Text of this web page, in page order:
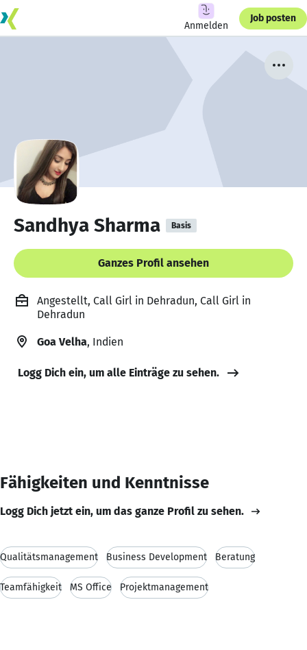
Anmelden
Job posten
Sandhya Sharma Basis
Ganzes Profil ansehen
Angestellt, Call Girl in Dehradun, Call Girl in
Dehradun
Goa Velha, Indien
Logg Dich ein, um alle Einträge zu sehen.
Fähigkeiten und Kenntnisse
Logg Dich jetzt ein, um das ganze Profil zu sehen.
Qualitätsmanagement Business Development Beratung
Teamfähigkeit MS Office Projektmanagement